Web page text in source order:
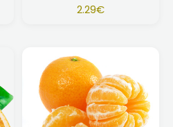
2.29€